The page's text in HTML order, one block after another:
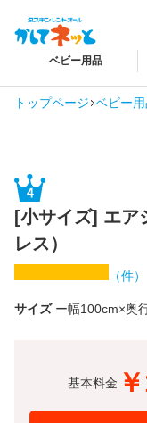
ベビー用品
トップページ ベビー用
[小サイズ] エア
レス）
（件）
サイズ 幅100cm×奥
基本料金